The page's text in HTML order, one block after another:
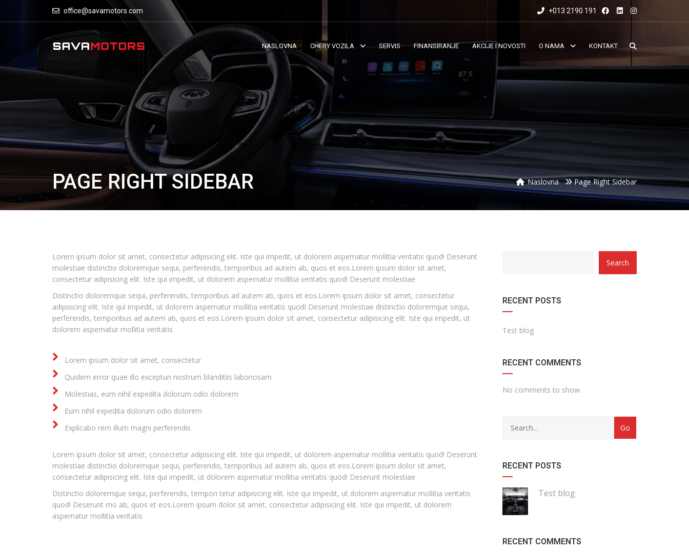
office@savamotors.com +013 2190 191
NASLOVNA CHERY VOZILA SERVIS FINANSIRANJE AKCIJE I NOVOSTI O NAMA KONTAKT
PAGE RIGHT SIDEBAR Naslovna Page Right Sidebar
Lorem ipsum dolor sit amet, consectetur adipisicing elit. Iste qui impedit, ut dolorem aspernatur mollitia veritatis quod! Deserunt
molestiae distinctio doloremque sequi, perferendis, temporibus ad autem ab, quos et eos.Lorem ipsum dolor sit amet,
consectetur adipisicing elit. Iste qui impedit, ut dolorem aspernatur mollitia veritatis quod! Deserunt molestiae
Distinctio doloremque sequi, perferendis, temporibus ad autem ab, quos et eos.Lorem ipsum dolor sit amet, consectetur
adipisicing elit. Iste qui impedit, ut dolorem aspernatur mollitia veritatis quod! Deserunt molestiae distinctio doloremque sequi,
perferendis, temporibus ad autem ab, quos et eos.Lorem ipsum dolor sit amet, consectetur adipisicing elit. Iste qui impedit, ut
dolorem aspernatur mollitia veritatis
Lorem ipsum dolor sit amet, consectetur
Quidem error quae illo excepturi nostrum blanditiis laboriosam
Molestias, eum nihil expedita dolorum odio dolorem
Eum nihil expedita dolorum odio dolorem
Explicabo rem illum magni perferendis
Lorem ipsum dolor sit amet, consectetur adipisicing elit. Iste qui impedit, ut dolorem aspernatur mollitia veritatis quod! Deserunt
molestiae distinctio doloremque sequi, perferendis, temporibus ad autem ab, quos et eos.Lorem ipsum dolor sit amet,
consectetur adipisicing elit. Iste qui impedit, ut dolorem aspernatur mollitia veritatis quod! Deserunt molestiae
Distinctio doloremque sequi, perferendis, tempori tetur adipisicing elit. Iste qui impedit, ut dolorem aspernatur mollitia veritatis
quod! Deserunt mo ab, quos et eos.Lorem ipsum dolor sit amet, consectetur adipisicing elit. Iste qui impedit, ut dolorem
aspernatur mollitia veritatis
Search
RECENT POSTS
Test blog
RECENT COMMENTS
No comments to show.
RECENT POSTS
Test blog
RECENT COMMENTS